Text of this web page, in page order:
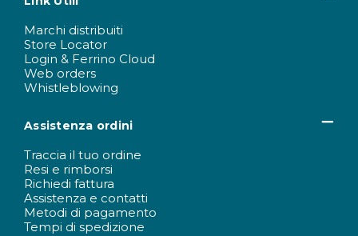
Marchi distribuiti
Store Locator
Login & Ferrino Cloud
Web orders
Whistleblowing
Assistenza ordini
Traccia il tuo ordine
Resi e rimborsi
Richiedi fattura
Assistenza e contatti
Metodi di pagamento
Tempi di spedizione